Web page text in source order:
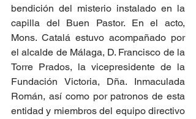
bendición del misterio instalado en la
capilla del Buen Pastor. En el acto,
Mons. Catalá estuvo acompañado por
el alcalde de Málaga, D. Francisco de la
Torre Prados, la vicepresidente de la
Fundación Victoria, Dña. Inmaculada
Román, así como por patronos de esta
entidad y miembros del equipo directivo